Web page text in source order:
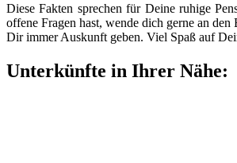
Diese Fakten sprechen für Deine ruhige
offene Fragen hast, wende dich gerne an den
Dir immer Auskunft geben. Viel Spaß auf
Unterkünfte in Ihrer Nähe: